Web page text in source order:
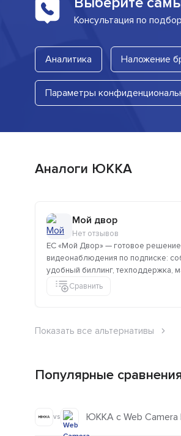
Консультация по
Аналитика Наложение
Параметры
Аналоги ЮККА
Мой двор
Нет отзывов
ЕС «Мой Двор» — готовое
видеонаблюдения по подписке:
удобный биллинг, техподдержка,
Сравнить
Показать все альтернативы
Популярные
vs ЮККА с Web Camera